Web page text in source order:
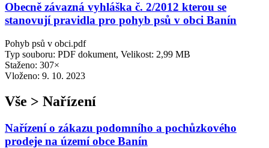
Obecně závazná vyhláška č. 2/2012 kterou se
stanovují pravidla pro pohyb psů v obci Banín
Pohyb psů v obci.pdf
Typ souboru: PDF dokument, Velikost: 2,99 MB
Staženo: 307×
Vloženo: 9. 10. 2023
Vše > Nařízení
Nařízení o zákazu podomního a pochůzkového
prodeje na území obce Banín